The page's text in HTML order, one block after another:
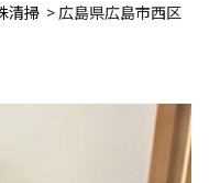
清掃 >広島県広島市西区